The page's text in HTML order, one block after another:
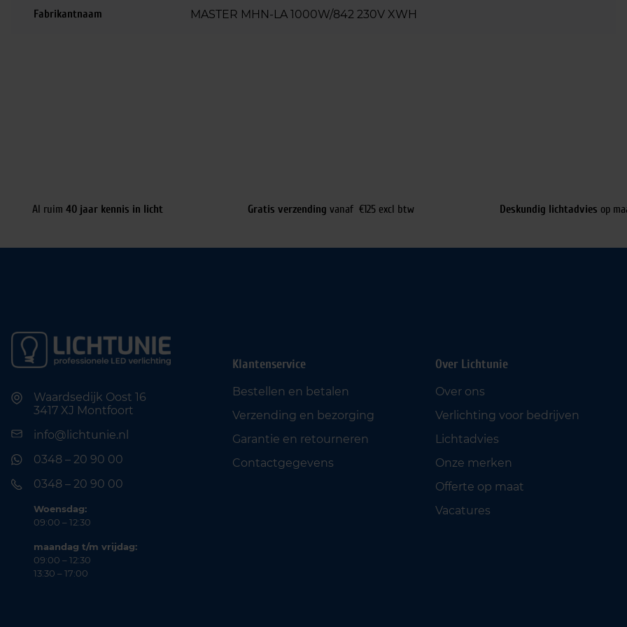
Fabrikantnaam MASTER MHN-LA 1000W/842 230V XWH
Al ruim 40 jaar kennis in licht Gratis verzending vanaf €125 excl btw Deskundig lichtadvies op
Waardsedijk Oost 16
3417 XJ Montfoort
info@lichtunie.nl
0348 – 20 90 00
0348 – 20 90 00
Woensdag:
09:00 – 12:30
maandag t/m vrijdag:
09:00 – 12:30
13:30 – 17:00
Klantenservice
Bestellen en betalen
Verzending en bezorging
Garantie en retourneren
Contactgegevens
Over Lichtunie
Over ons
Verlichting voor bedrijven
Lichtadvies
Onze merken
Offerte op maat
Vacatures